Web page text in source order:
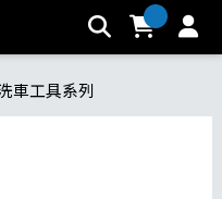
車工具系列